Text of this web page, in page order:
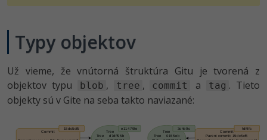
Viac
Fórum
Windows
Typy objektov
Už vieme, že vnútorná štruktúra Gitu je tvorená z
objektov typu
blob , tree , commit a tag . Tieto
objekty sú v Gite na seba takto naviazané: